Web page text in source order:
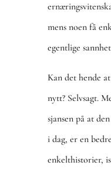
mens noen få
egentlige
Kan det hende
nytt? Selvsagt.
sjansen på at
i dag, er en
enkelthistorier,